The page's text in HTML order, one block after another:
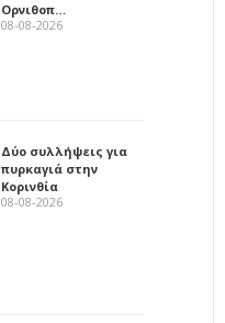
Ορνιθοπ…
08-08-2026
Δύο συλλήψεις για
πυρκαγιά στην
Κορινθία
08-08-2026